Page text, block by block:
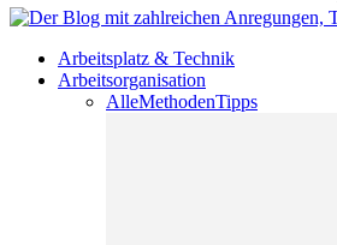
Arbeitsplatz & Technik
Arbeitsorganisation
AlleMethodenTipps